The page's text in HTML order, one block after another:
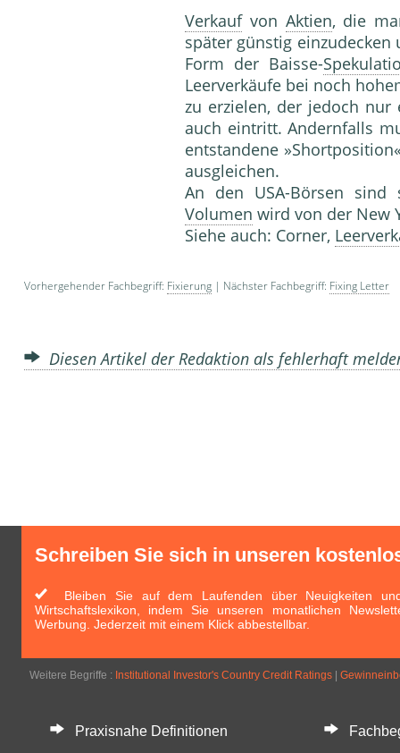
Verkaufvon Aktien, die
später günstig
Form der Baisse-
Leerverkäufe bei noch
zu erzielen, der jedoch nur
auch eintritt. Andernfalls
entstandene
ausgleichen.
An den USA-Börsen sind
Volumen wird von der New
Siehe auch: Corner,
Vorhergehender Fachbegriff: Fixierung | Nächster Fachbegriff: Fixing Letter
Diesen Artikel der Redaktion als fehlerhaft
Schreiben Sie sich in unseren
Bleiben Sie auf dem Laufenden über Neuigkeiten
Wirtschaftslexikon, indem Sie unseren monatlichen
Werbung. Jederzeit mit einem Klick abbestellbar.
Weitere Begriffe : Institutional Investor's Country Credit Ratings
Praxisnahe Definitionen